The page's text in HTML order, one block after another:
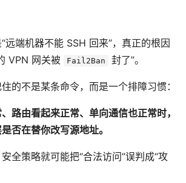
远端机器不能 SSH 回来”，真正的根因
VPN 网关被
Fail2Ban 封了”。
的不是某条命令，而是一个排障习惯：
路由看起来正常、单向通信也正常时，
否在替你改写源地址。
全策略就可能把“合法访问”误判成“攻